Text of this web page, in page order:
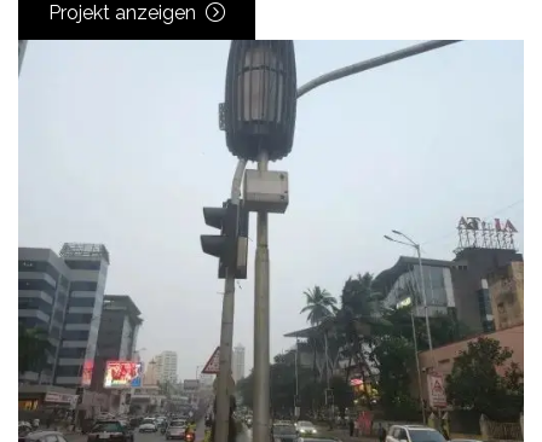
Projekt anzeigen